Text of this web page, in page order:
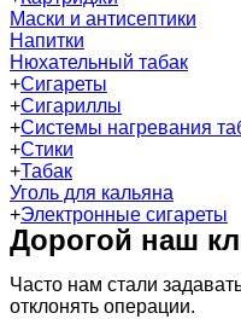
Маски и антисептики
Напитки
Нюхательный табак
+Сигареты
+Сигариллы
+Системы нагревания
+Стики
+Табак
Уголь для кальяна
+Электронные сигареты
Дорогой наш
Часто нам стали
отклонять операции.